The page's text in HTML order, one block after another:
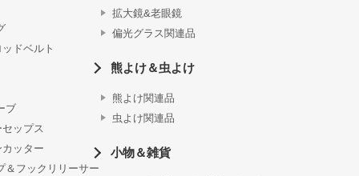
ドベルト
ブ
ップス
ッター
＆フックリリーサー
拡大鏡&老眼鏡
偏光グラス関連品
熊よけ＆虫よけ
熊よけ関連品
虫よけ関連品
小物＆雑貨